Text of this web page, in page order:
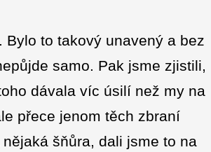
Bylo to takový unavený a bez
samo. Pak jsme zjistili,
dávala víc úsilí než my na
přece jenom těch zbraní
šňůra, dali jsme to na